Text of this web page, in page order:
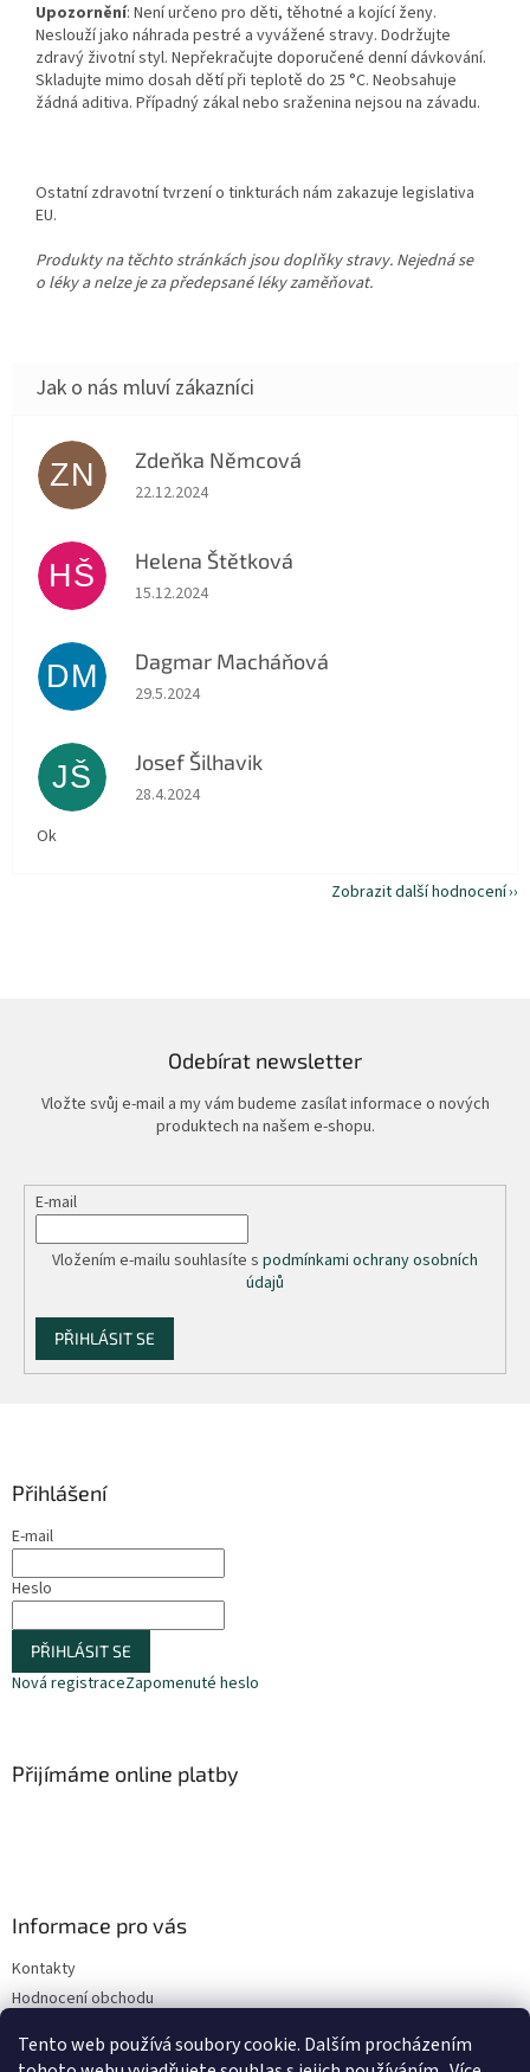
Tento web používá soubory cookie. Dalším procházením
Upozornění: Není určeno pro děti, těhotné a kojící ženy.
Neslouží jako náhrada pestré a vyvážené stravy. Dodržujte
zdravý životní styl. Nepřekračujte doporučené denní dávkování.
Skladujte mimo dosah dětí při teplotě do 25 °C. Neobsahuje
žádná aditiva. Případný zákal nebo sraženina nejsou na závadu.
Ostatní zdravotní tvrzení o tinkturách nám zakazuje legislativa
EU.
Produkty na těchto stránkách jsou doplňky stravy. Nejedná se
o léky a nelze je za předepsané léky zaměňovat.
ZN Zdeňka Němcová
Hodnocení obchodu je 5 z 5 hvězdiček.
22.12.2024
HŠ Helena Štětková
Hodnocení obchodu je 5 z 5 hvězdiček.
15.12.2024
DM Dagmar Macháňová
Hodnocení obchodu je 5 z 5 hvězdiček.
29.5.2024
JŠ Josef Šilhavik
Hodnocení obchodu je 5 z 5 hvězdiček.
28.4.2024
Ok
Zobrazit další hodnocení
Odebírat newsletter
Vložte svůj e-mail a my vám budeme zasílat informace o nových
produktech na našem e-shopu.
E-mail
Vložením e-mailu souhlasíte s podmínkami ochrany osobních
údajů
PŘIHLÁSIT SE
Přihlášení
E-mail
Heslo
PŘIHLÁSIT SE
Nová registraceZapomenuté heslo
Přijímáme online platby
Informace pro vás
Kontakty
Hodnocení obchodu
Podmínky ochrany osobních údajů